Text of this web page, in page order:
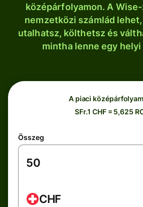
középárfolyamon. A
nemzetközi számlád
utalhatsz, költhetsz és
mintha lenne egy helyi
A piaci középárfolyam
SFr.1 CHF = 5,625
Összeg
CHF